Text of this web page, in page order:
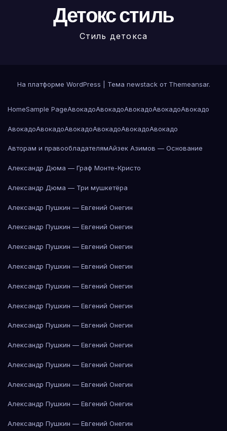
Детокс стиль
Стиль детокса
На платформе WordPress Тема newstack от Themeansar.
HomeSample PageАвокадоАвокадоАвокадоАвокадоАвокадо
АвокадоАвокадоАвокадоАвокадоАвокадоАвокадо
Авторам и правообладателямАйзек Азимов — Основание
Александр Дюма — Граф Монте-Кристо
Александр Дюма — Три мушкетёра
Александр Пушкин — Евгений Онегин
Александр Пушкин — Евгений Онегин
Александр Пушкин — Евгений Онегин
Александр Пушкин — Евгений Онегин
Александр Пушкин — Евгений Онегин
Александр Пушкин — Евгений Онегин
Александр Пушкин — Евгений Онегин
Александр Пушкин — Евгений Онегин
Александр Пушкин — Евгений Онегин
Александр Пушкин — Евгений Онегин
Александр Пушкин — Евгений Онегин
Александр Пушкин — Евгений Онегин